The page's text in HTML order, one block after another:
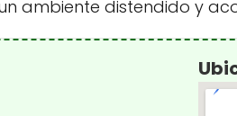
ambiente distendido y